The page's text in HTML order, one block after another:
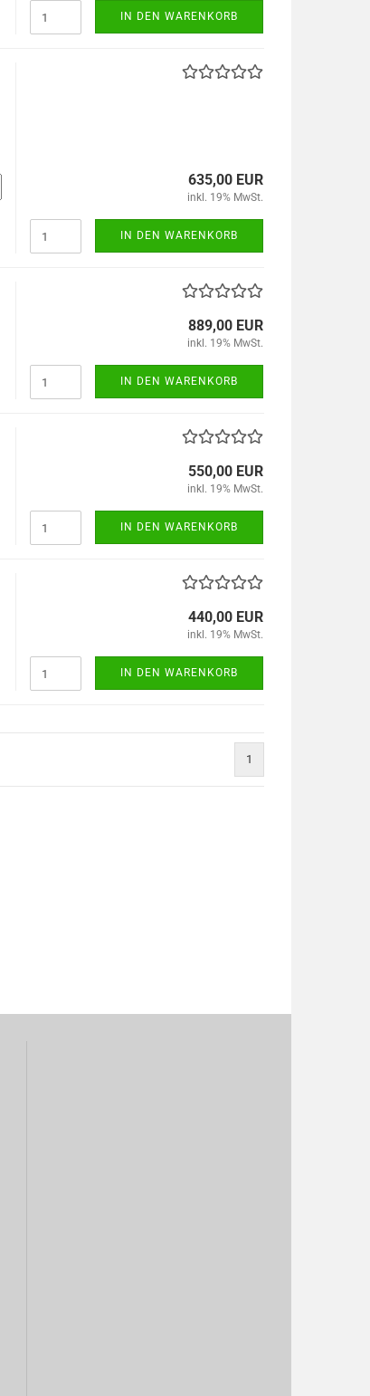
IN DEN WARENKORB
635,00 EUR
inkl. 19% MwSt.
IN DEN WARENKORB
889,00 EUR
inkl. 19% MwSt.
IN DEN WARENKORB
550,00 EUR
inkl. 19% MwSt.
IN DEN WARENKORB
440,00 EUR
inkl. 19% MwSt.
IN DEN WARENKORB
1